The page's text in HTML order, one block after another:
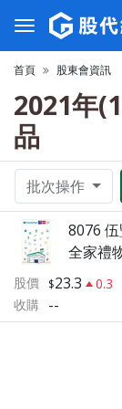
首頁 股東會資訊
2021年
品
批次操作
8076
全家禮
股價
23.3
0.3
收購 --